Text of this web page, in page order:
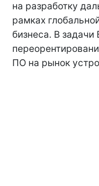
на разработку
рамках
бизнеса. В
ПО на рынок